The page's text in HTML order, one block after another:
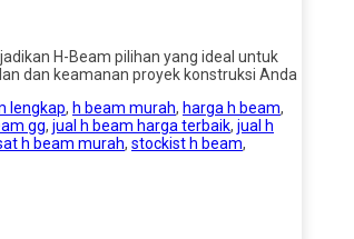
H-Beam pilihan yang ideal untuk
dan keamanan proyek konstruksi Anda
lengkap, h beam murah, harga h beam,
gg, jual h beam harga terbaik, jual h
h beam murah, stockist h beam,